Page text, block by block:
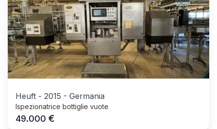
Heuft - 2015 - Germania
Ispezionatrice bottiglie vuote
49.000 €